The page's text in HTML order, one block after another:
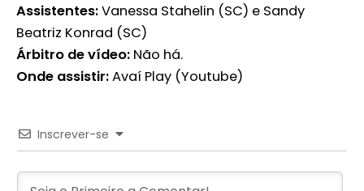
Assistentes:Vanessa Stahelin (SC) e Sandy
Beatriz Konrad (SC)
Árbitro de vídeo: Não há.
Onde assistir:Avaí Play (Youtube)
Inscrever-se